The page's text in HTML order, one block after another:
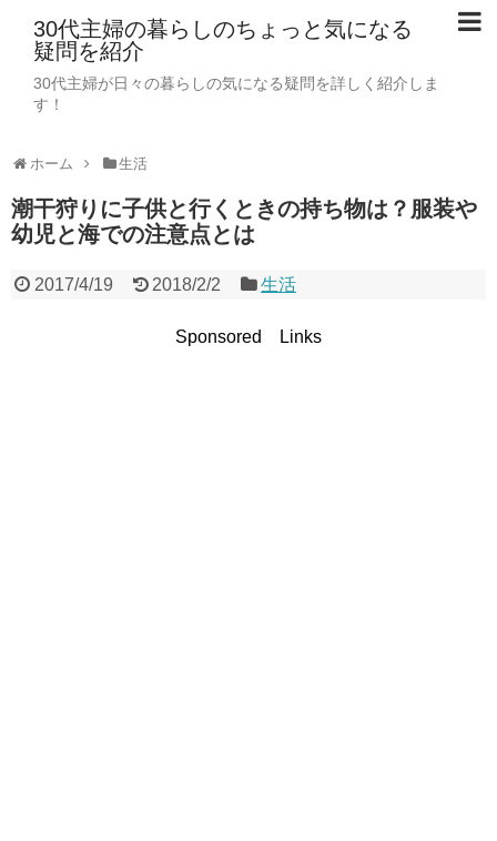
30代主婦の暮らしのちょっと気になる
疑問を紹介
30代主婦が日々の暮らしの気になる疑問を詳しく紹介しま
す！
ホーム 生活
潮干狩りに子供と行くときの持ち物は？服装や
幼児と海での注意点とは
2017/4/19 2018/2/2 生活
Sponsored Links